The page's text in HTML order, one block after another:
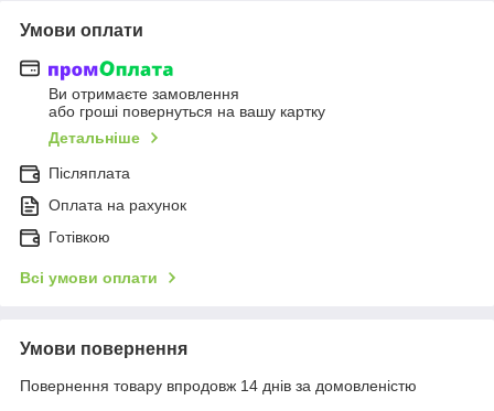
Умови оплати
Ви отримаєте замовлення
або гроші повернуться на вашу картку
Детальніше
Післяплата
Оплата на рахунок
Готівкою
Всі умови оплати
Умови повернення
Повернення товару впродовж 14 днів за домовленістю